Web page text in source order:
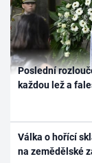
Poslední
každou lež a
Válka o hořící
na zemědělské